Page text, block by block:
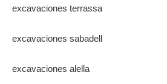
excavaciones terrassa
excavaciones sabadell
excavaciones alella